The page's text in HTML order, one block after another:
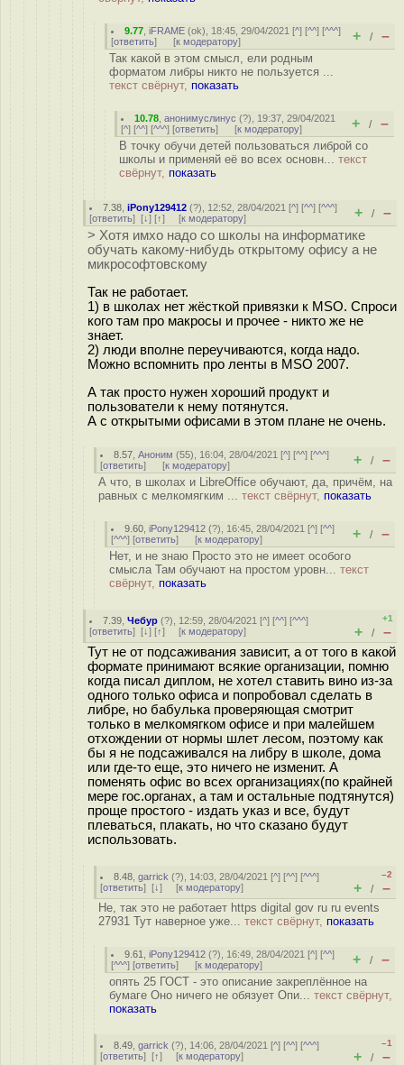
9.77 ,iFRAME (ok), 18:45, 29/04/2021 [^] [^^] [^^^]
[ответить] [к модератору] + / –
Так какой в этом смысл, ели родным
форматом либры никто не пользуется ...
текст свёрнут, показать
10.78 ,анонимуслинус (?), 19:37, 29/04/2021
[^] [^^] [^^^] [ответить] [к модератору] + / –
В точку обучи детей пользоваться либрой со
школы и применяй её во всех основн... текст
свёрнут, показать
7.38 ,iPony129412 (?), 12:52, 28/04/2021 [^] [^^] [^^^]
[ответить] [↓] [↑] [к модератору] + / –
> Хотя имхо надо со школы на информатике
обучать какому-нибудь открытому офису а не
микрософтовскому
Так не работает.
1) в школах нет жёсткой привязки к MSO. Спроси
кого там про макросы и прочее - никто же не
знает.
2) люди вполне переучиваются, когда надо.
Можно вспомнить про ленты в MSO 2007.
А так просто нужен хороший продукт и
пользователи к нему потянутся.
А с открытыми офисами в этом плане не очень.
8.57 ,Аноним (55), 16:04, 28/04/2021 [^] [^^] [^^^]
[ответить] [к модератору] + / –
А что, в школах и LibreOffice обучают, да, причём, на
равных с мелкомягким ... текст свёрнут, показать
9.60 ,iPony129412 (?), 16:45, 28/04/2021 [^] [^^]
[^^^] [ответить] [к модератору] + / –
Нет, и не знаю Просто это не имеет особого
смысла Там обучают на простом уровн... текст
свёрнут, показать
7.39 ,Чебур (?), 12:59, 28/04/2021 [^] [^^] [^^^]
[ответить] [↓] [↑] [к модератору]
+1
+ / –
Тут не от подсаживания зависит, а от того в какой
формате принимают всякие организации, помню
когда писал диплом, не хотел ставить вино из-за
одного только офиса и попробовал сделать в
либре, но бабулька проверяющая смотрит
только в мелкомягком офисе и при малейшем
отхождении от нормы шлет лесом, поэтому как
бы я не подсаживался на либру в школе, дома
или где-то еще, это ничего не изменит. А
поменять офис во всех организациях(по крайней
мере гос.органах, а там и остальные подтянутся)
проще простого - издать указ и все, будут
плеваться, плакать, но что сказано будут
использовать.
8.48 ,garrick (?), 14:03, 28/04/2021 [^] [^^] [^^^]
[ответить] [↓] [к модератору]
–2
+ / –
Не, так это не работает https digital gov ru ru events
27931 Тут наверное уже... текст свёрнут, показать
9.61 ,iPony129412 (?), 16:49, 28/04/2021 [^] [^^]
[^^^] [ответить] [к модератору] + / –
опять 25 ГОСТ - это описание закреплённое на
бумаге Оно ничего не обязует Опи... текст свёрнут,
показать
8.49 ,garrick (?), 14:06, 28/04/2021 [^] [^^] [^^^]
[ответить] [↑] [к модератору]
–1
+ / –